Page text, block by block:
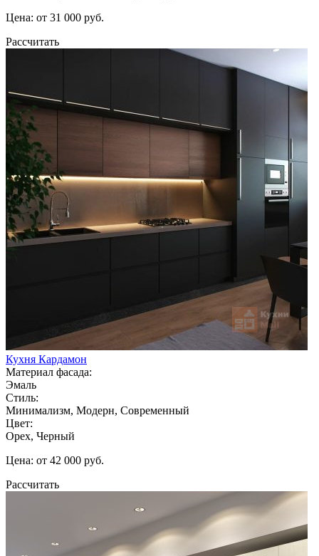
Цена: от 31 000 руб.
Рассчитать
Кухня Кардамон
Материал фасада:
Эмаль
Стиль:
Минимализм, Модерн, Современный
Цвет:
Орех, Черный
Цена: от 42 000 руб.
Рассчитать